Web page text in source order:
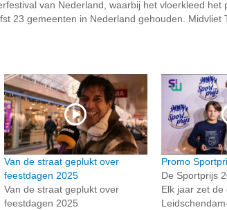
van Nederland, waarbij het vloerkleed
23 gemeenten in Nederland gehouden.
Van de straat geplukt over
feestdagen 2025
Van de straat geplukt over
feestdagen 2025
Promo
De Sportprijs
Elk jaar zet de